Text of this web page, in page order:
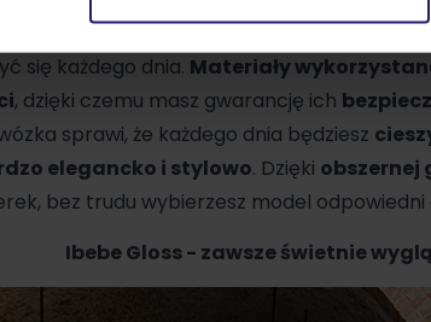
spacerowy Ibebe Gloss, jeśli szukasz
się każdego dnia. Materiały
, dzięki czemu masz gwarancję ich
sprawi, że każdego dnia będziesz
elegancko i stylowo. Dzięki obszernej
bez trudu wybierzesz model odpowiedni
Ibebe Gloss - zawsze świetnie